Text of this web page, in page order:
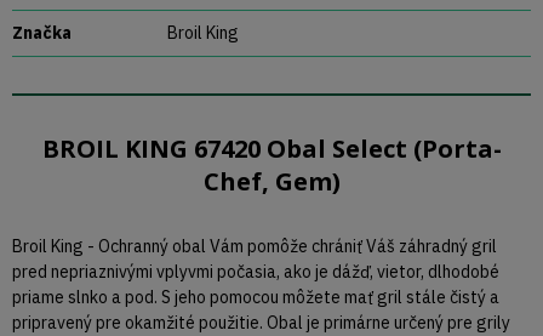
Značka Broil King
BROIL KING 67420 Obal Select (Porta-
Chef, Gem)
Broil King - Ochranný obal Vám pomôže chrániť Váš záhradný gril
pred nepriaznivými vplyvmi počasia, ako je dážď, vietor, dlhodobé
priame slnko a pod. S jeho pomocou môžete mať gril stále čistý a
pripravený pre okamžité použitie. Obal je primárne určený pre grily